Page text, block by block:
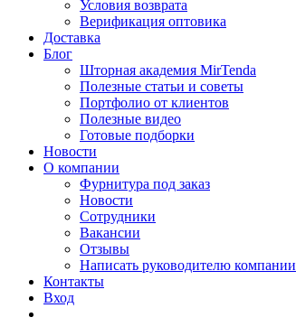
Условия возврата
Верификация оптовика
Доставка
Блог
Шторная академия MirTenda
Полезные статьи и советы
Портфолио от клиентов
Полезные видео
Готовые подборки
Новости
О компании
Фурнитура под заказ
Новости
Сотрудники
Вакансии
Отзывы
Написать руководителю компании
Контакты
Вход